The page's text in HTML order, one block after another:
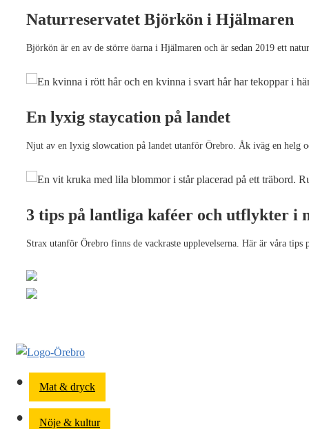
Naturreservatet Björkön i Hjälmaren
Björkön är en av de större öarna i Hjälmaren och är sedan 2019 ett
En lyxig staycation på landet
Njut av en lyxig slowcation på landet utanför Örebro. Åk iväg en helg
3 tips på lantliga kaféer och utflykter i
Strax utanför Örebro finns de vackraste upplevelserna. Här är våra
Mat & dryck
Nöje & kultur